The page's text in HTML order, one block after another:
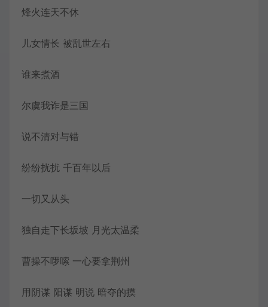
烽火连天不休
儿女情长 被乱世左右
谁来煮酒
尔虞我诈是三国
说不清对与错
纷纷扰扰 千百年以后
一切又从头
独自走下长坂坡 月光太温柔
曹操不啰嗦 一心要拿荆州
用阴谋 阳谋 明说 暗夺的摸